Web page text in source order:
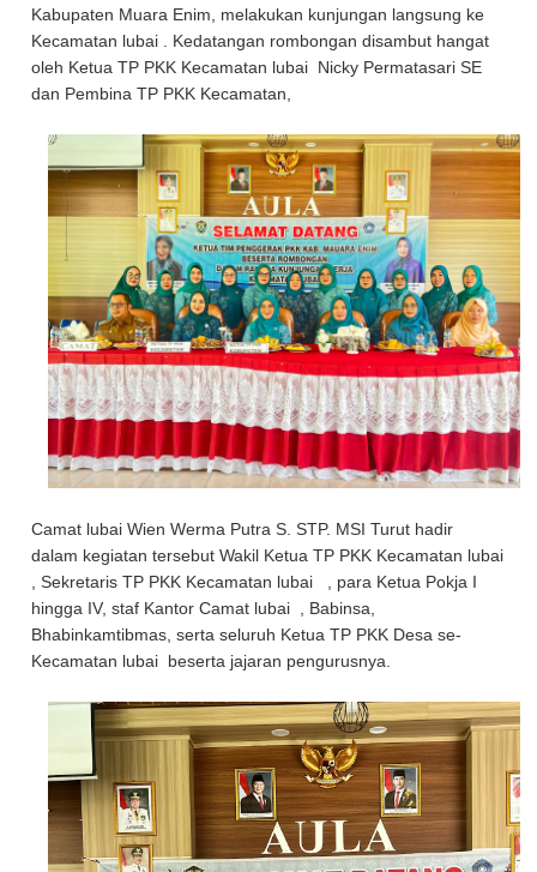
Kabupaten Muara Enim, melakukan kunjungan langsung ke
Kecamatan lubai . Kedatangan rombongan disambut hangat
oleh Ketua TP PKK Kecamatan lubai Nicky Permatasari SE
dan Pembina TP PKK Kecamatan,
Camat lubai Wien Werma Putra S. STP. MSI Turut hadir
dalam kegiatan tersebut Wakil Ketua TP PKK Kecamatan lubai
, Sekretaris TP PKK Kecamatan lubai , para Ketua Pokja I
hingga IV, staf Kantor Camat lubai , Babinsa,
Bhabinkamtibmas, serta seluruh Ketua TP PKK Desa se-
Kecamatan lubai beserta jajaran pengurusnya.